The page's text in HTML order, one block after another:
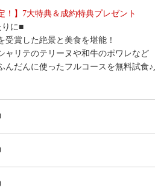
！】7大特典＆成約特典プレゼント
りに■
受賞した絶景と美食を堪能！
ャリテのテリーヌや和牛のポワレなど
んだんに使ったフルコースを無料試食♪